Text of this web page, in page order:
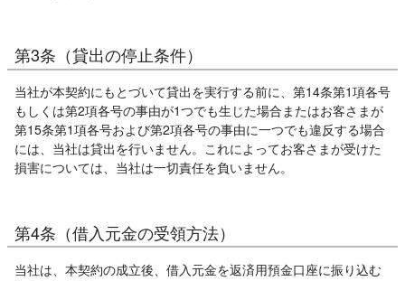
第3条（貸出の停止条件）
当社が本契約にもとづいて貸出を実行する前に、第14条第1項各号
もしくは第2項各号の事由が1つでも生じた場合またはお客さまが
第15条第1項各号および第2項各号の事由に一つでも違反する場合
には、当社は貸出を行いません。これによってお客さまが受けた
損害については、当社は一切責任を負いません。
第4条（借入元金の受領方法）
当社は、本契約の成立後、借入元金を返済用預金口座に振り込む